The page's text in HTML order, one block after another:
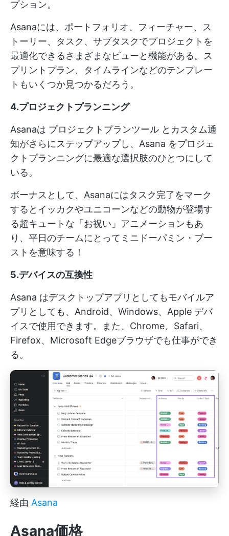
プション。
Asanaには、ポートフォリオ、フィーチャー、ス
トーリー、タスク、サブタスクでプロジェクトを
最適化できるさまざまなビューと機能がある。ス
プリントプラン、タイムラインなどのテンプレー
トもいくつか見つかるだろう。
4.プロジェクトプランニング
Asanaは プロジェクトプランツール とカスタム通
知がさらにステップアップし、Asana をプロジェ
クトプランニングに最適な選択肢のひとつにして
いる。
ボーナスとして、Asanaにはタスク完了をマーク
するとイッカクやユニコーンなどの動物が登場す
る超キュートな「お祝い」アニメーションもあ
り、平日のチームにとってミニドーパミン・ブー
ストを意味する！
5.デバイスの互換性
Asana はデスクトップアプリとしてもモバイルア
プリとしても、Android、Windows、Apple デバ
イスで使用できます。また、Chrome、Safari、
Firefox、Microsoft Edgeブラウザでも仕事ができ
る。
経由 Asana
Asana価格